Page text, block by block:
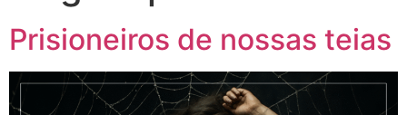
Prisioneiros de nossas teias